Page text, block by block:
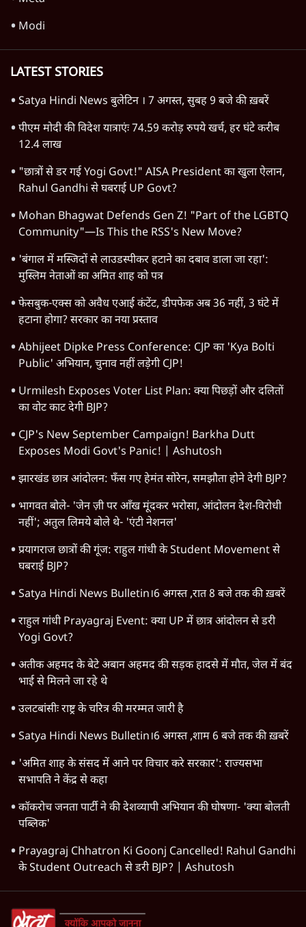
Modi
LATEST STORIES
Satya Hindi News बुलेटिन । 7 अगस्त, सुबह 9 बजे की ख़बरें
पीएम मोदी की विदेश यात्राएंः 74.59 करोड़ रुपये खर्च, हर घंटे करीब
12.4 लाख
"छात्रों से डर गई Yogi Govt!" AISA President का खुला ऐलान,
Rahul Gandhi से घबराई UP Govt?
Mohan Bhagwat Defends Gen Z! "Part of the LGBTQ
Community"—Is This the RSS's New Move?
'बंगाल में मस्जिदों से लाउडस्पीकर हटाने का दबाव डाला जा रहा':
मुस्लिम नेताओं का अमित शाह को पत्र
फेसबुक-एक्स को अवैध एआई कंटेंट, डीपफेक अब 36 नहीं, 3 घंटे में
हटाना होगा? सरकार का नया प्रस्ताव
Abhijeet Dipke Press Conference: CJP का 'Kya Bolti
Public' अभियान, चुनाव नहीं लड़ेगी CJP!
Urmilesh Exposes Voter List Plan: क्या पिछड़ों और दलितों
का वोट काट देगी BJP?
CJP's New September Campaign! Barkha Dutt
Exposes Modi Govt's Panic! | Ashutosh
झारखंड छात्र आंदोलन: फँस गए हेमंत सोरेन, समझौता होने देगी BJP?
भागवत बोले- 'जेन ज़ी पर आँख मूंदकर भरोसा, आंदोलन देश-विरोधी
नहीं'; अतुल लिमये बोले थे- 'एंटी नेशनल'
प्रयागराज छात्रों की गूंज: राहुल गांधी के Student Movement से
घबराई BJP?
Satya Hindi News Bulletin।6 अगस्त ,रात 8 बजे तक की ख़बरें
राहुल गांधी Prayagraj Event: क्या UP में छात्र आंदोलन से डरी
Yogi Govt?
अतीक अहमद के बेटे अबान अहमद की सड़क हादसे में मौत, जेल में बंद
भाई से मिलने जा रहे थे
उलटबांसीः राष्ट्र के चरित्र की मरम्मत जारी है
Satya Hindi News Bulletin।6 अगस्त ,शाम 6 बजे तक की ख़बरें
'अमित शाह के संसद में आने पर विचार करे सरकार': राज्यसभा
सभापति ने केंद्र से कहा
कॉकरोच जनता पार्टी ने की देशव्यापी अभियान की घोषणा- 'क्या बोलती
पब्लिक'
Prayagraj Chhatron Ki Goonj Cancelled! Rahul Gandhi
के Student Outreach से डरी BJP? | Ashutosh